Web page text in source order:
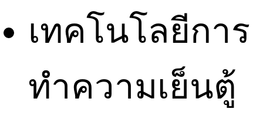
เทคโนโลยีการ
ทำความเย็นตู้